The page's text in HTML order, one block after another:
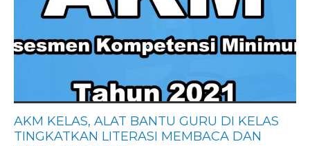
AKM KELAS, ALAT BANTU GURU DI KELAS
TINGKATKAN LITERASI MEMBACA DAN